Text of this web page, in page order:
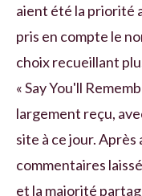
aient été la priorité
pris en compte le
choix recueillant
« Say You'll
largement reçu,
site à ce jour.
commentaires
et la majorité